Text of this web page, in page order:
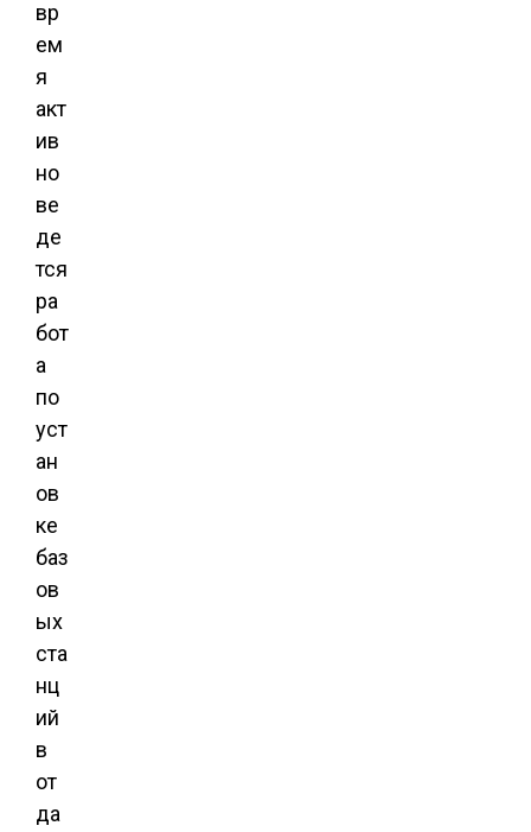
вр
ем
я
акт
ив
но
ве
де
тся
ра
бот
а
по
уст
ан
ов
ке
баз
ов
ых
ста
нц
ий
в
от
да